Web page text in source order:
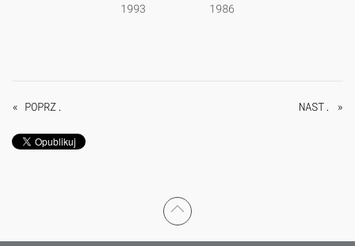
1993 1986
« POPRZ. NAST. »